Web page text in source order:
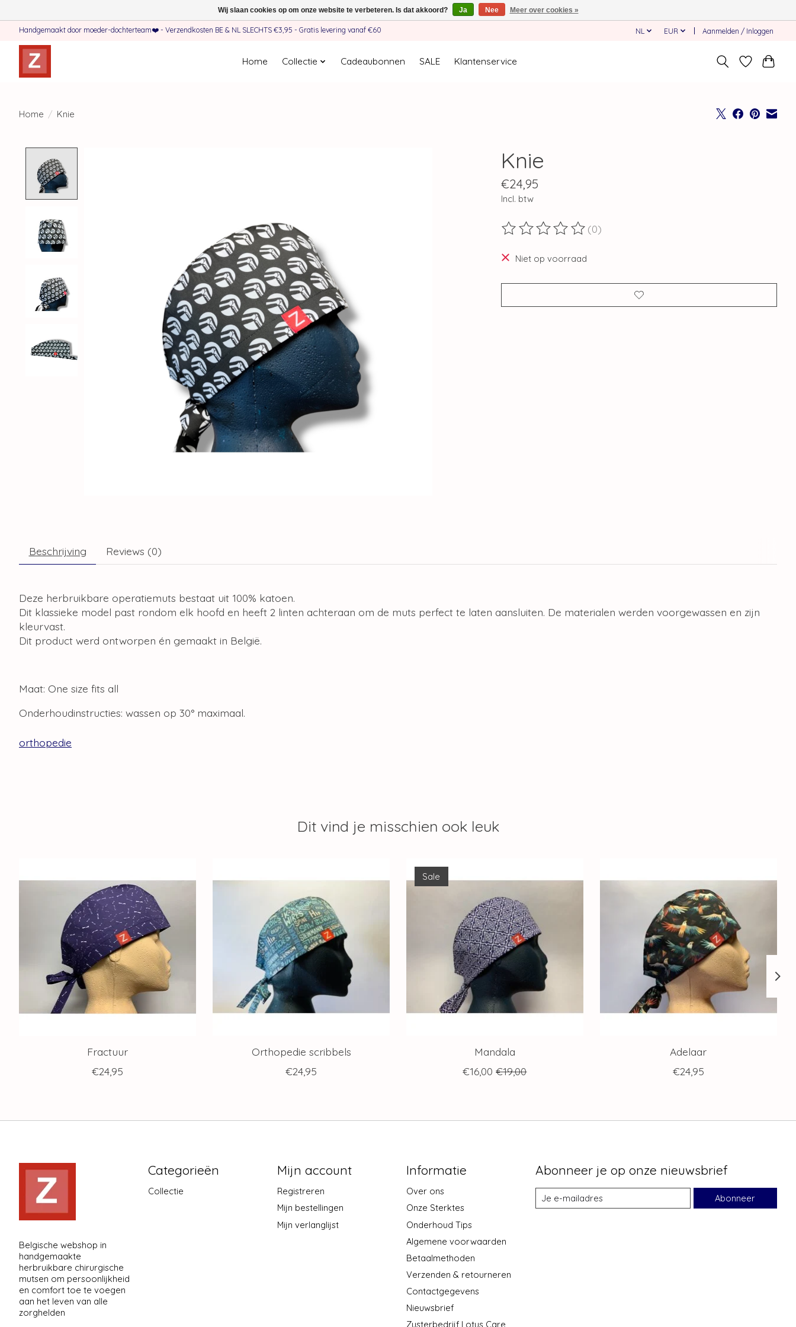
Handgemaakt door moeder-dochterteam❤️ - Verzendkosten BE & NL SLECHTS €3,95 - Gratis levering vanaf €60 NL EUR Aanmelden / Inloggen
Home Collectie Cadeaubonnen SALE Klantenservice
Home / Knie
Knie
€24,95
Incl. btw
De beoordeling van dit product is
(0)
Niet op voorraad
Beschrijving Reviews (0)
Deze herbruikbare operatiemuts bestaat uit 100% katoen.
Dit klassieke model past rondom elk hoofd en heeft 2 linten achteraan om de muts perfect te laten aansluiten. De materialen werden voorgewassen en zijn
kleurvast.
Dit product werd ontworpen én gemaakt in België.
Maat: One size fits all
Onderhoudinstructies: wassen op 30° maximaal.
orthopedie
Dit vind je misschien ook leuk
Fractuur
€24,95
Orthopedie scribbels
€24,95
Sale
Mandala
€16,00 €19,00
Adelaar
€24,95
Belgische webshop in
handgemaakte
herbruikbare chirurgische
mutsen om persoonlijkheid
en comfort toe te voegen
aan het leven van alle
zorghelden
Categorieën
Collectie
Mijn account
Registreren
Mijn bestellingen
Mijn verlanglijst
Informatie
Over ons
Onze Sterktes
Onderhoud Tips
Algemene voorwaarden
Betaalmethoden
Verzenden & retourneren
Contactgegevens
Nieuwsbrief
Zusterbedrijf Lotus Care
Abonneer je op onze nieuwsbrief
Abonneer
Wij slaan cookies op om onze website te verbeteren. Is dat akkoord? Ja Nee Meer over cookies »